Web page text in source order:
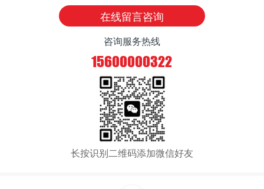
在线留言咨询
咨询服务热线
15600000322
长按识别二维码添加微信好友